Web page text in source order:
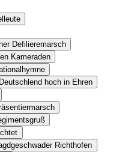
Defilieremarsch
Kameraden
hoch in Ehren
Richthofen